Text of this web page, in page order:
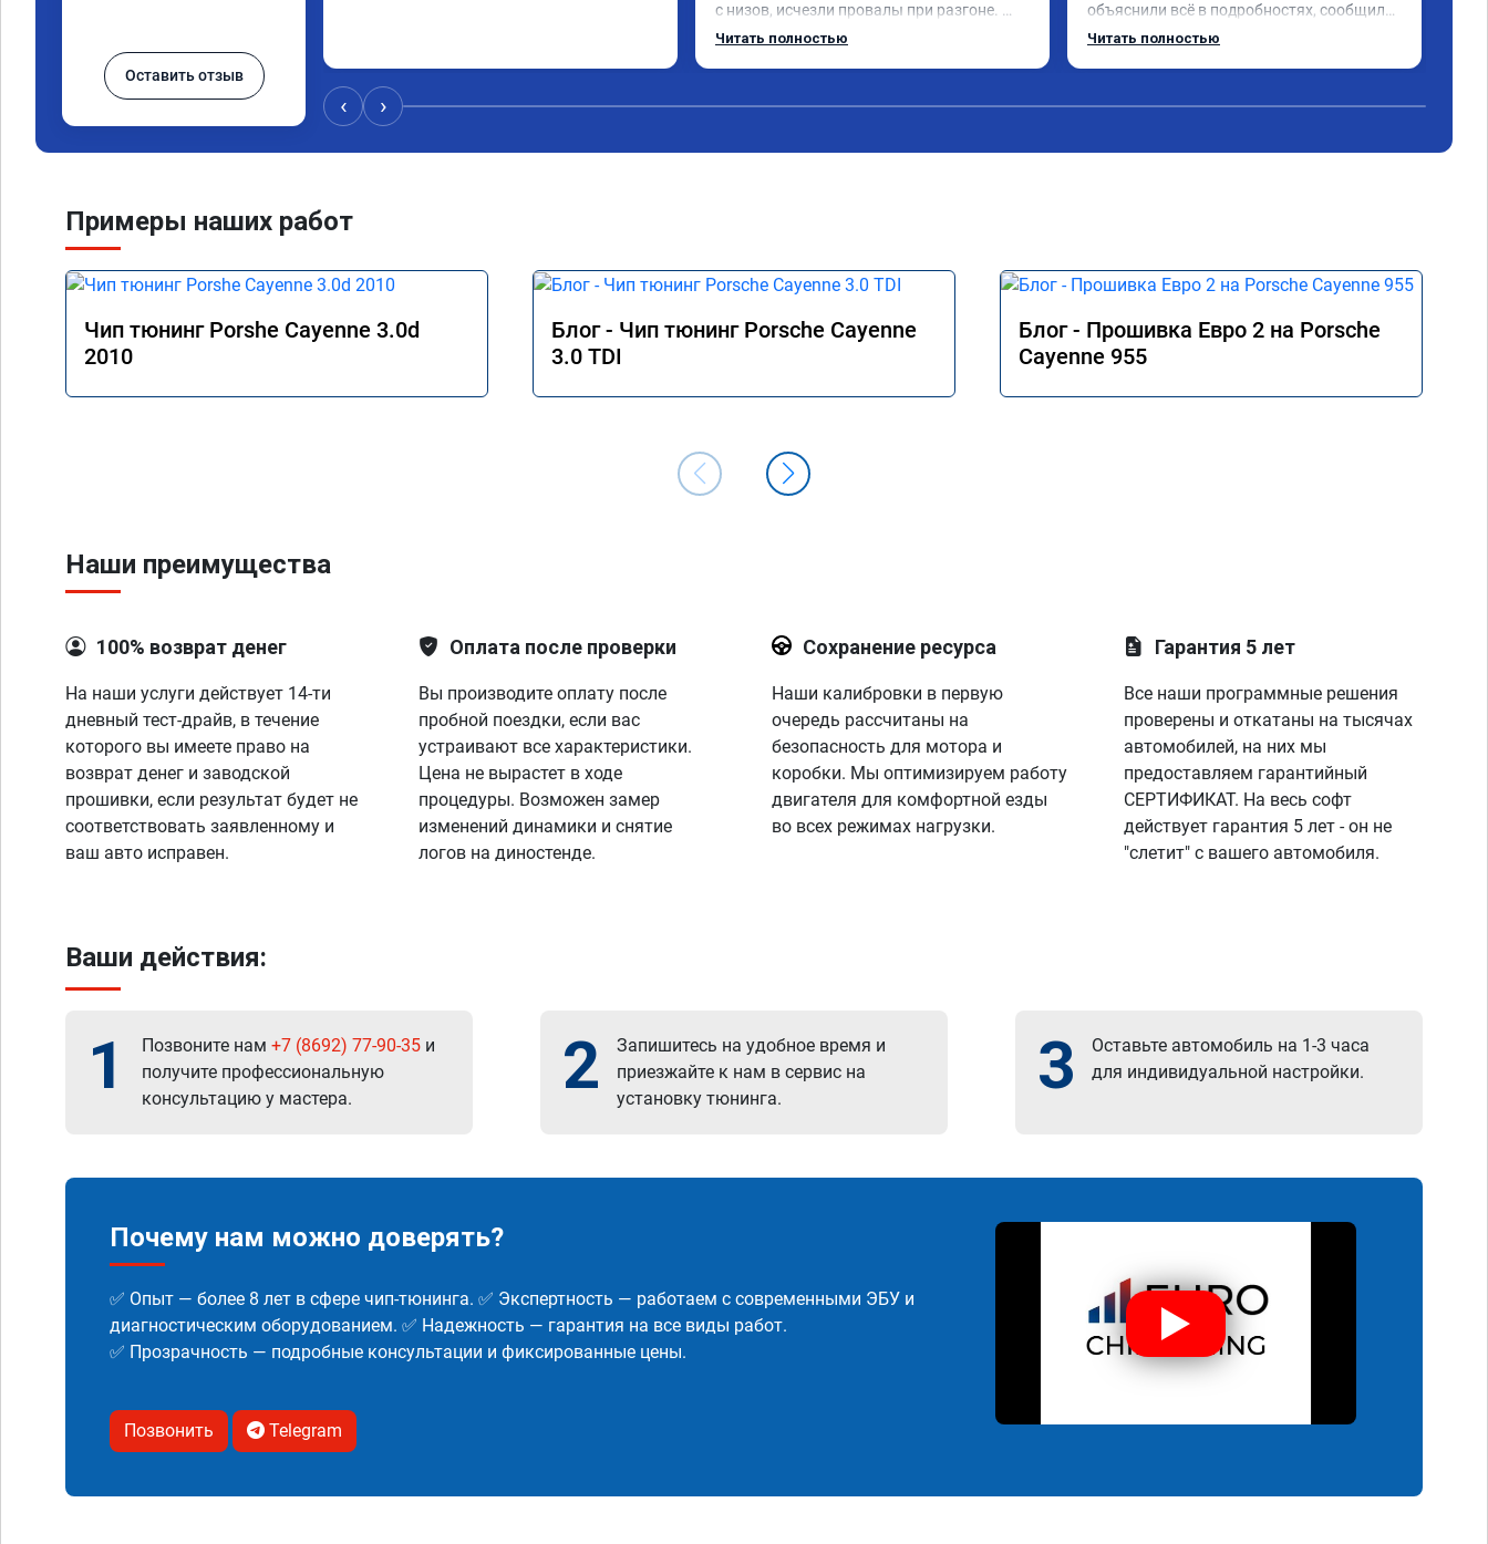
Оставить отзыв
с низов, исчезли провалы при разгоне.
Расход в спокойном режиме даже немного
Читать полностью
объяснили всё в подробностях, сообщили
сумму записали. Приехал в назначенное
Читать полностью
‹ ›
Примеры наших работ
Чип тюнинг Porshe Cayenne 3.0d
2010
Блог - Чип тюнинг Porsche Cayenne
3.0 TDI
Блог - Прошивка Евро 2 на Porsche
Cayenne 955
Наши преимущества
100% возврат денег
На наши услуги действует 14-ти
дневный тест-драйв, в течение
которого вы имеете право на
возврат денег и заводской
прошивки, если результат будет не
соответствовать заявленному и
ваш авто исправен.
Оплата после проверки
Вы производите оплату после
пробной поездки, если вас
устраивают все характеристики.
Цена не вырастет в ходе
процедуры. Возможен замер
изменений динамики и снятие
логов на диностенде.
Сохранение ресурса
Наши калибровки в первую
очередь рассчитаны на
безопасность для мотора и
коробки. Мы оптимизируем работу
двигателя для комфортной езды
во всех режимах нагрузки.
Гарантия 5 лет
Все наши программные решения
проверены и откатаны на тысячах
автомобилей, на них мы
предоставляем гарантийный
СЕРТИФИКАТ. На весь софт
действует гарантия 5 лет - он не
"слетит" с вашего автомобиля.
Ваши действия:
1 Позвоните нам +7 (8692) 77-90-35 и
получите профессиональную
консультацию у мастера.
2
Запишитесь на удобное время и
приезжайте к нам в сервис на
установку тюнинга.
3
Оставьте автомобиль на 1-3 часа
для индивидуальной настройки.
Почему нам можно доверять?
✅ Опыт — более 8 лет в сфере чип-тюнинга. ✅ Экспертность — работаем с современными ЭБУ и
диагностическим оборудованием. ✅ Надежность — гарантия на все виды работ.
✅ Прозрачность — подробные консультации и фиксированные цены.
Позвонить Telegram